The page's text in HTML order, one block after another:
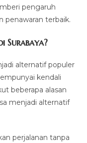
pengaruh
penawaran terbaik.
Surabaya?
alternatif populer
kendali
beberapa alasan
menjadi alternatif
perjalanan tanpa